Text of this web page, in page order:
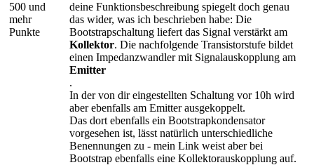
500 und
mehr
Punkte
deine Funktionsbeschreibung spiegelt doch genau
das wider, was ich beschrieben habe: Die
Bootstrapschaltung liefert das Signal verstärkt am
Kollektor. Die nachfolgende Transistorstufe bildet
einen Impedanzwandler mit Signalauskopplung am
Emitter
.
In der von dir eingestellten Schaltung vor 10h wird
aber ebenfalls am Emitter ausgekoppelt.
Das dort ebenfalls ein Bootstrapkondensator
vorgesehen ist, lässt natürlich unterschiedliche
Benennungen zu - mein Link weist aber bei
Bootstrap ebenfalls eine Kollektorauskopplung auf.